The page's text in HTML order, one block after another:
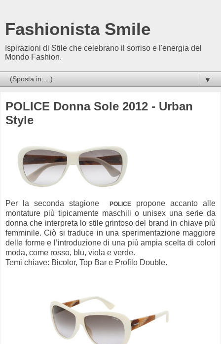
Fashionista Smile
Ispirazioni di Stile che celebrano il sorriso e l'energia del
Mondo Fashion.
▼
POLICE Donna Sole 2012 - Urban
Style
Per la seconda stagione POLICEpropone accanto alle
montature più tipicamente maschili o unisex una serie da
donna che interpreta lo stile grintoso del brand in chiave più
femminile. Ciò si traduce in una sperimentazione maggiore
delle forme e l’introduzione di una più ampia scelta di colori
moda, come rosso, blu, viola e verde.
Temi chiave: Bicolor, Top Bar e Profilo Double.